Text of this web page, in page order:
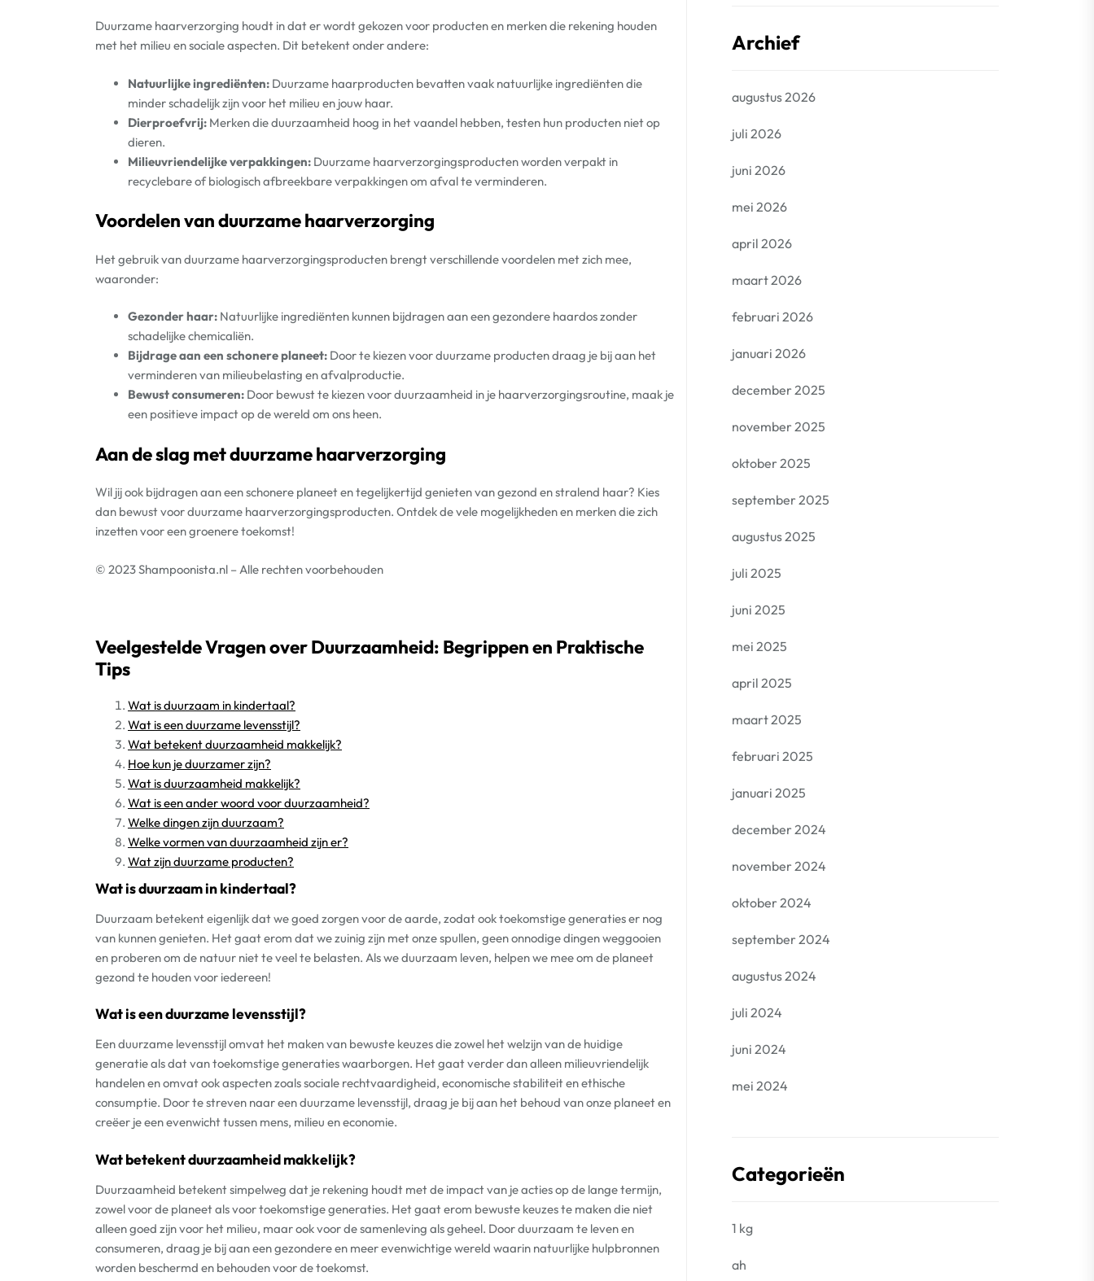
Duurzame haarverzorging houdt in dat er wordt gekozen voor producten en merken die rekening houden
met het milieu en sociale aspecten. Dit betekent onder andere:
Natuurlijke ingrediënten: Duurzame haarproducten bevatten vaak natuurlijke ingrediënten die
minder schadelijk zijn voor het milieu en jouw haar.
Dierproefvrij: Merken die duurzaamheid hoog in het vaandel hebben, testen hun producten niet op
dieren.
Milieuvriendelijke verpakkingen: Duurzame haarverzorgingsproducten worden verpakt in
recyclebare of biologisch afbreekbare verpakkingen om afval te verminderen.
Voordelen van duurzame haarverzorging
Het gebruik van duurzame haarverzorgingsproducten brengt verschillende voordelen met zich mee,
waaronder:
Gezonder haar: Natuurlijke ingrediënten kunnen bijdragen aan een gezondere haardos zonder
schadelijke chemicaliën.
Bijdrage aan een schonere planeet: Door te kiezen voor duurzame producten draag je bij aan het
verminderen van milieubelasting en afvalproductie.
Bewust consumeren: Door bewust te kiezen voor duurzaamheid in je haarverzorgingsroutine, maak je
een positieve impact op de wereld om ons heen.
Aan de slag met duurzame haarverzorging
Wil jij ook bijdragen aan een schonere planeet en tegelijkertijd genieten van gezond en stralend haar? Kies
dan bewust voor duurzame haarverzorgingsproducten. Ontdek de vele mogelijkheden en merken die zich
inzetten voor een groenere toekomst!
© 2023 Shampoonista.nl – Alle rechten voorbehouden
Veelgestelde Vragen over Duurzaamheid: Begrippen en Praktische
Tips
Wat is duurzaam in kindertaal?
Wat is een duurzame levensstijl?
Wat betekent duurzaamheid makkelijk?
Hoe kun je duurzamer zijn?
Wat is duurzaamheid makkelijk?
Wat is een ander woord voor duurzaamheid?
Welke dingen zijn duurzaam?
Welke vormen van duurzaamheid zijn er?
Wat zijn duurzame producten?
Wat is duurzaam in kindertaal?
Duurzaam betekent eigenlijk dat we goed zorgen voor de aarde, zodat ook toekomstige generaties er nog
van kunnen genieten. Het gaat erom dat we zuinig zijn met onze spullen, geen onnodige dingen weggooien
en proberen om de natuur niet te veel te belasten. Als we duurzaam leven, helpen we mee om de planeet
gezond te houden voor iedereen!
Wat is een duurzame levensstijl?
Een duurzame levensstijl omvat het maken van bewuste keuzes die zowel het welzijn van de huidige
generatie als dat van toekomstige generaties waarborgen. Het gaat verder dan alleen milieuvriendelijk
handelen en omvat ook aspecten zoals sociale rechtvaardigheid, economische stabiliteit en ethische
consumptie. Door te streven naar een duurzame levensstijl, draag je bij aan het behoud van onze planeet en
creëer je een evenwicht tussen mens, milieu en economie.
Wat betekent duurzaamheid makkelijk?
Duurzaamheid betekent simpelweg dat je rekening houdt met de impact van je acties op de lange termijn,
zowel voor de planeet als voor toekomstige generaties. Het gaat erom bewuste keuzes te maken die niet
alleen goed zijn voor het milieu, maar ook voor de samenleving als geheel. Door duurzaam te leven en
consumeren, draag je bij aan een gezondere en meer evenwichtige wereld waarin natuurlijke hulpbronnen
worden beschermd en behouden voor de toekomst.
Archief
augustus 2026
juli 2026
juni 2026
mei 2026
april 2026
maart 2026
februari 2026
januari 2026
december 2025
november 2025
oktober 2025
september 2025
augustus 2025
juli 2025
juni 2025
mei 2025
april 2025
maart 2025
februari 2025
januari 2025
december 2024
november 2024
oktober 2024
september 2024
augustus 2024
juli 2024
juni 2024
mei 2024
Categorieën
1 kg
ah